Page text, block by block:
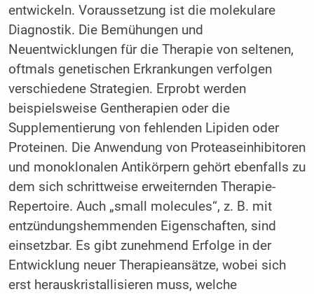
entwickeln. Voraussetzung ist die molekulare
Diagnostik. Die Bemühungen und
Neuentwicklungen für die Therapie von seltenen,
oftmals genetischen Erkrankungen verfolgen
verschiedene Strategien. Erprobt werden
beispielsweise Gentherapien oder die
Supplementierung von fehlenden Lipiden oder
Proteinen. Die Anwendung von Proteaseinhibitoren
und monoklonalen Antikörpern gehört ebenfalls zu
dem sich schrittweise erweiternden Therapie-
Repertoire. Auch „small molecules“, z. B. mit
entzündungshemmenden Eigenschaften, sind
einsetzbar. Es gibt zunehmend Erfolge in der
Entwicklung neuer Therapieansätze, wobei sich
erst herauskristallisieren muss, welche